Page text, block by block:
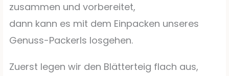
zusammen und vorbereitet,
dann kann es mit dem Einpacken unseres
Genuss-Packerls losgehen.
Zuerst legen wir den Blätterteig flach aus,